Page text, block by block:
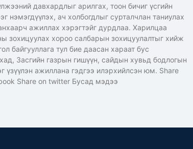
давхардлыг арилгах, тоон бичиг үсгийн
нэмэгдүүлэх, ач холбогдлыг сурталчлан таниулах
ажиллах хэрэгтэйг дурдлаа. Харилцаа
зохицуулах хороо салбарын зохицуулалтыг хийж
байгууллага тул бие даасан хараат бус
Засгийн газрын гишүүн, сайдын хувьд бодлогын
үзүүлэн ажиллана гэдгээ илэрхийлсэн юм. Share
Share on twitter Бусад мэдээ